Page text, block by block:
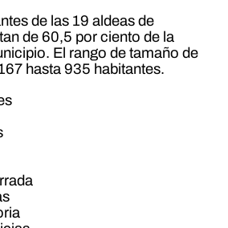
de las 19 aldeas de
de 60,5 por ciento de la
El rango de tamaño de
hasta 935 habitantes.